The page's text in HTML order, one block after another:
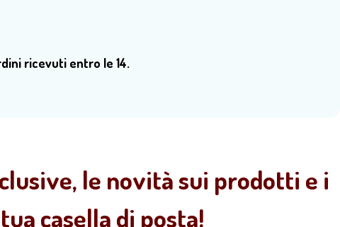
ricevuti entro le 14.
le novità sui prodotti e i
casella di posta!